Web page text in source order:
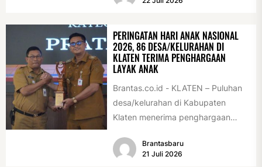
PERINGATAN HARI ANAK NASIONAL
2026, 86 DESA/KELURAHAN DI
KLATEN TERIMA PENGHARGAAN
LAYAK ANAK
Brantas.co.id - KLATEN – Puluhan
desa/kelurahan di Kabupaten
Klaten menerima penghargaan
2026. Penghargaan tersebut
diserahkan sebagai...
Brantasbaru
21 Juli 2026